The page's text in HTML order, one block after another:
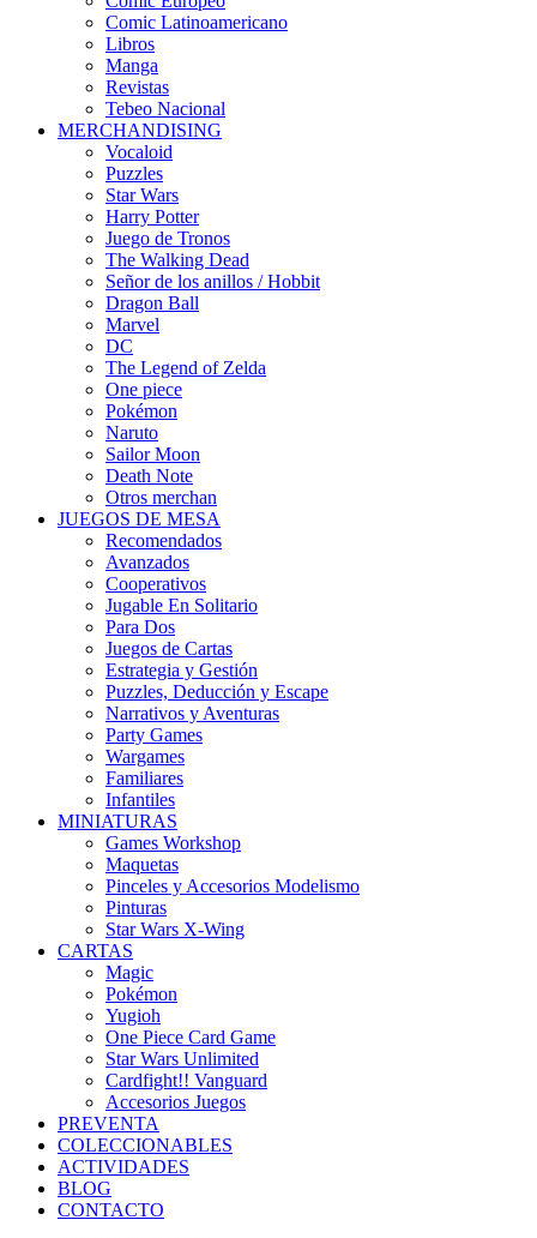
Comic Latinoamericano
Libros
Manga
Revistas
Tebeo Nacional
MERCHANDISING
Vocaloid
Puzzles
Star Wars
Harry Potter
Juego de Tronos
The Walking Dead
Señor de los anillos / Hobbit
Dragon Ball
Marvel
DC
The Legend of Zelda
One piece
Pokémon
Naruto
Sailor Moon
Death Note
Otros merchan
JUEGOS DE MESA
Recomendados
Avanzados
Cooperativos
Jugable En Solitario
Para Dos
Juegos de Cartas
Estrategia y Gestión
Puzzles, Deducción y Escape
Narrativos y Aventuras
Party Games
Wargames
Familiares
Infantiles
MINIATURAS
Games Workshop
Maquetas
Pinceles y Accesorios Modelismo
Pinturas
Star Wars X-Wing
CARTAS
Magic
Pokémon
Yugioh
One Piece Card Game
Star Wars Unlimited
Cardfight!! Vanguard
Accesorios Juegos
PREVENTA
COLECCIONABLES
ACTIVIDADES
BLOG
CONTACTO